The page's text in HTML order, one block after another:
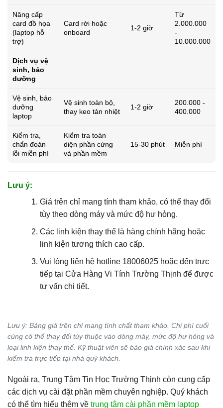
Nâng cấp
card đồ họa
(laptop hỗ
trợ)
Card rời hoặc
onboard
1-2 giờ
Từ
2.000.000
-
10.000.000
Dịch vụ vệ
sinh, bảo
dưỡng
Vệ sinh, bảo
dưỡng
laptop
Vệ sinh toàn bộ,
thay keo tản nhiệt
1-2 giờ
200.000 -
400.000
Kiểm tra,
chẩn đoán
lỗi miễn phí
Kiểm tra toàn
diện phần cứng
và phần mềm
15-30 phút Miễn phí
Lưu ý:
Giá trên chỉ mang tính tham khảo, có thể thay đổi
tùy theo dòng máy và mức độ hư hỏng.
Các linh kiện thay thế là hàng chính hãng hoặc
linh kiện tương thích cao cấp.
Vui lòng liên hệ hotline 18006025 hoặc đến trực
tiếp tại Cửa Hàng Vi Tính Trường Thịnh để được
tư vấn chi tiết.
Lưu ý: Bảng giá trên chỉ mang tính chất tham khảo. Chi phí cuối
cùng có thể thay đổi tùy thuộc vào dòng máy, mức độ hư hỏng và
loại linh kiện thay thế. Kỹ thuật viên sẽ báo giá chính xác sau khi
kiểm tra trực tiếp tại nhà quý khách.
Ngoài ra, Trung Tâm Tin Học Trường Thịnh còn cung cấp
các dịch vụ cài đặt phần mềm chuyên nghiệp. Quý khách
có thể tìm hiểu thêm về trung tâm cài phần mềm laptop